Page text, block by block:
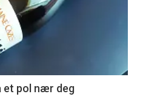
et pol nær deg